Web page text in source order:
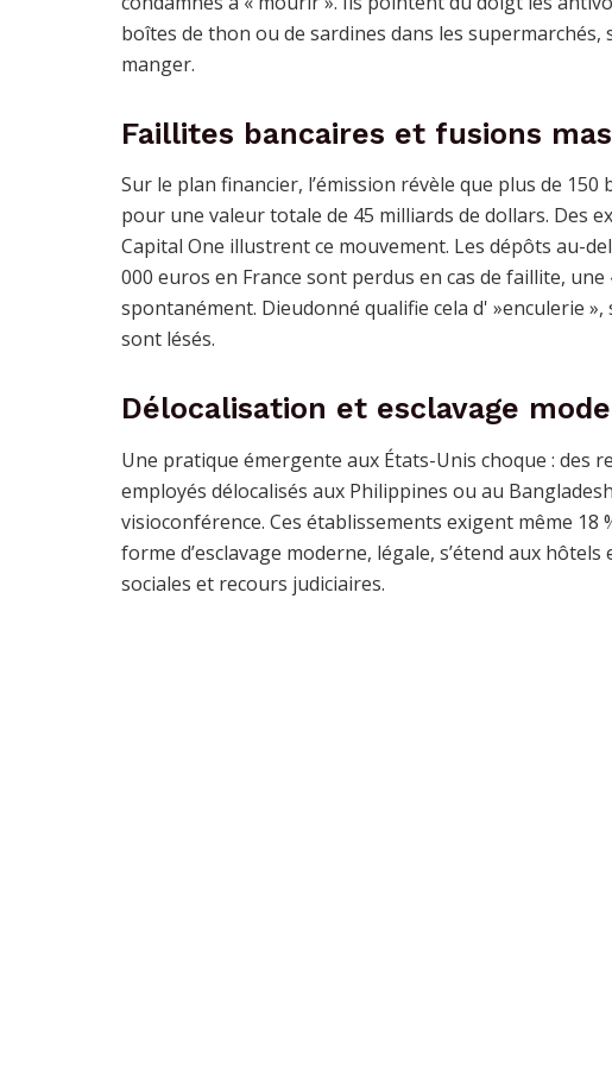
boîtes de thon ou de sardines dans les
manger.
Faillites bancaires et fusions
Sur le plan financier, l’émission révèle que plus de
pour une valeur totale de 45 milliards de dollars. Des
Capital One illustrent ce mouvement. Les dépôts au-
000 euros en France sont perdus en cas de faillite,
spontanément. Dieudonné qualifie cela d' »enculerie
sont lésés.
Délocalisation et esclavage
Une pratique émergente aux États-Unis choque : des
employés délocalisés aux Philippines ou au
visioconférence. Ces établissements exigent même
forme d’esclavage moderne, légale, s’étend aux
sociales et recours judiciaires.